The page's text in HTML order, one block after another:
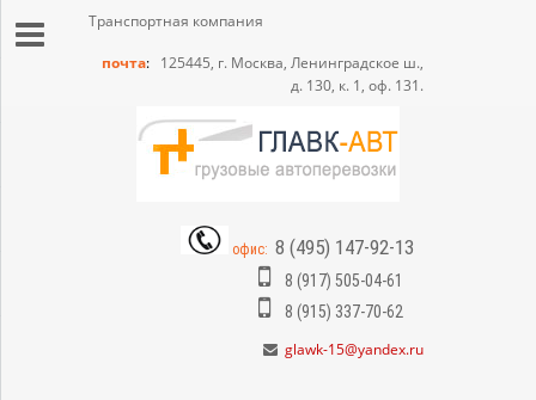
Транспортная компания
почта: 125445, г. Москва, Ленинградское ш.,
д. 130, к. 1, оф. 131.
офис: 8 (495) 147-92-13
8 (917) 505-04-61
8 (915) 337-70-62
glawk-15@yandex.ru